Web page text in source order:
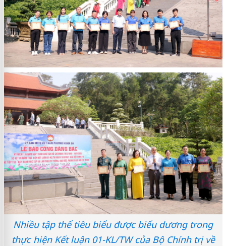
Nhiều tập thể tiêu biểu được biểu dương trong
thực hiện Kết luận 01-KL/TW của Bộ Chính trị về